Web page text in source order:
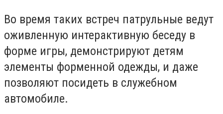
Во время таких встреч патрульные ведут
оживленную интерактивную беседу в
форме игры, демонстрируют детям
элементы форменной одежды, и даже
позволяют посидеть в служебном
автомобиле.